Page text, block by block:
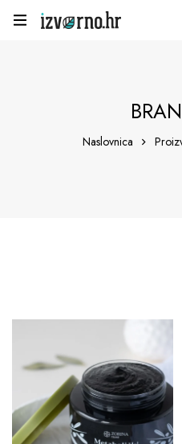
Naslovnica